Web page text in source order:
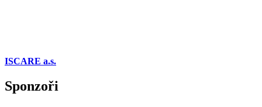
ISCARE a.s.
Sponzoři